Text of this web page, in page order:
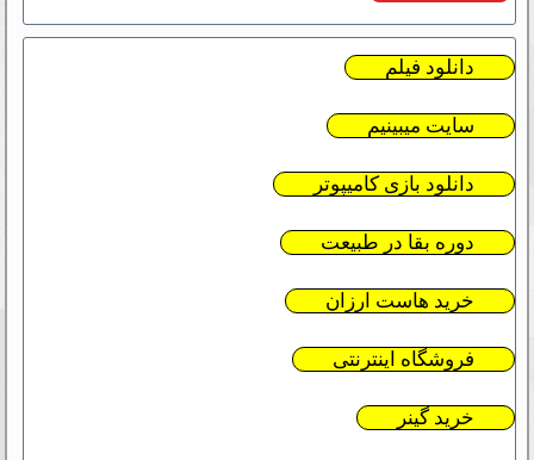
دانلود فیلم
سایت میبینیم
دانلود بازی کامیپوتر
دوره بقا در طبیعت
خرید هاست ارزان
فروشگاه اینترنتی
خرید گینر